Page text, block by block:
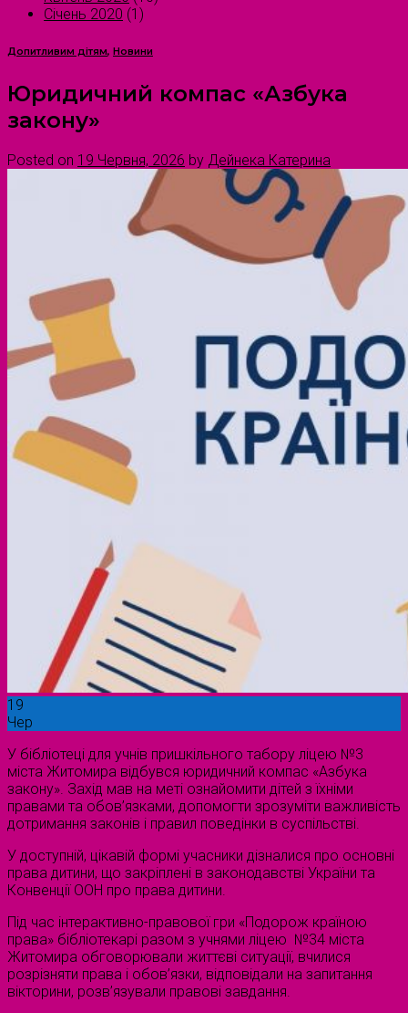
Січень 2020 (1)
Допитливим дітям, Новини
Юридичний компас «Азбука
закону»
Posted on 19 Червня, 2026 by Дейнека Катерина
19
Чер
У бібліотеці для учнів пришкільного табору ліцею №3
міста Житомира відбувся юридичний компас «Азбука
закону». Захід мав на меті ознайомити дітей з їхніми
правами та обов’язками, допомогти зрозуміти важливість
дотримання законів і правил поведінки в суспільстві.
У доступній, цікавій формі учасники дізналися про основні
права дитини, що закріплені в законодавстві України та
Конвенції ООН про права дитини.
Під час інтерактивно-правової гри «Подорож країною
права» бібліотекарі разом з учнями ліцею №34 міста
Житомира обговорювали життєві ситуації, вчилися
розрізняти права і обов’язки, відповідали на запитання
вікторини, розв’язували правові завдання.